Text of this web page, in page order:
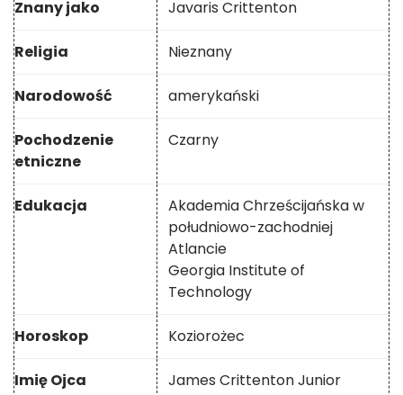
Znany jako Javaris Crittenton
Religia Nieznany
Narodowość amerykański
Pochodzenie
etniczne
Czarny
Edukacja
Akademia Chrześcijańska w
południowo-zachodniej
Atlancie
Georgia Institute of
Technology
Horoskop Koziorożec
Imię Ojca James Crittenton Junior